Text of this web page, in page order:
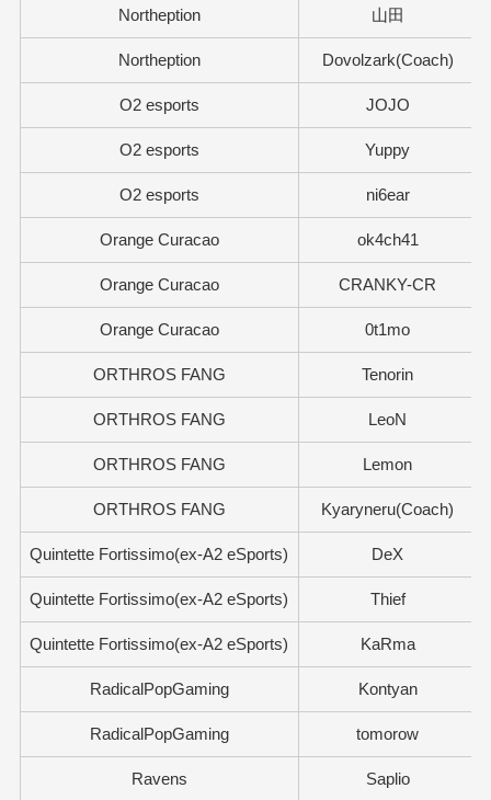
Northeption 山田
Northeption Dovolzark(Coach)
O2 esports JOJO
O2 esports Yuppy
O2 esports ni6ear
Orange Curacao ok4ch41
Orange Curacao CRANKY-CR
Orange Curacao 0t1mo
ORTHROS FANG Tenorin
ORTHROS FANG LeoN
ORTHROS FANG Lemon
ORTHROS FANG Kyaryneru(Coach)
Quintette Fortissimo(ex-A2 eSports) DeX
Quintette Fortissimo(ex-A2 eSports) Thief
Quintette Fortissimo(ex-A2 eSports) KaRma
RadicalPopGaming Kontyan
RadicalPopGaming tomorow
Ravens Saplio